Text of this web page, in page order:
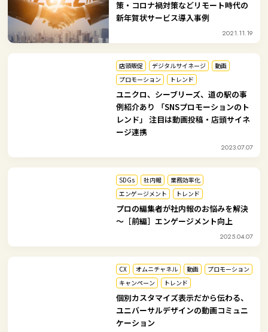
策・コロナ禍対策などリモート時代の
新年賀状サービス導入事例
2021.11.19
店頭販促 デジタルサイネージ
動画
プロモーション
トレンド
ユニクロ、シーブリーズ、道の駅の事
例紹介あり 「SNSプロモーションのト
レンド」 注目は動画投稿・店頭サイネ
ージ連携
2023.07.07
SDGs 社内報
業務効率化
エンゲージメント
トレンド
プロの編集者が社内報のお悩みを解決
～［前編］エンゲージメント向上
2025.04.07
CX オムニチャネル 動画
プロモーション
キャンペーン
トレンド
個別カスタマイズ表示だから伝わる、
ユニバーサルデザインの動画コミュニ
ケーション